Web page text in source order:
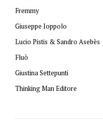
Fremmy
Giuseppe Ioppolo
Lucio Pistis & Sandro Asebès
Fluò
Giustina Settepunti
Thinking Man Editore